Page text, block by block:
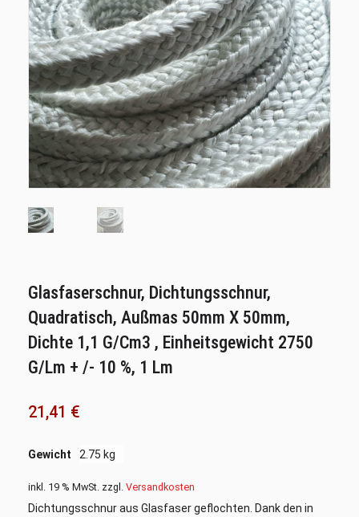
Glasfaserschnur, Dichtungsschnur,
Quadratisch, Außmas 50mm X 50mm,
Dichte 1,1 G/cm3 , Einheitsgewicht 2750
G/lm + /- 10 %, 1 Lm
21,41 €
Gewicht 2.75 kg
inkl. 19 % MwSt. zzgl. Versandkosten
Dichtungsschnur aus Glasfaser geflochten. Dank den in